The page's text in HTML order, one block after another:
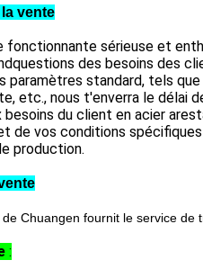
vente
fonctionnante sérieuse et
des besoins des
paramètres standard, tels
etc., nous t'enverra le délai
du client en acier
de vos conditions
production.
Chuangen fournit le service de
: